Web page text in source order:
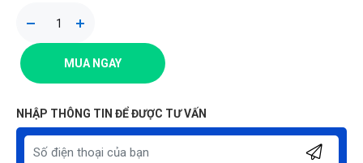
MUA NGAY
NHẬP THÔNG TIN ĐỂ ĐƯỢC TƯ VẤN